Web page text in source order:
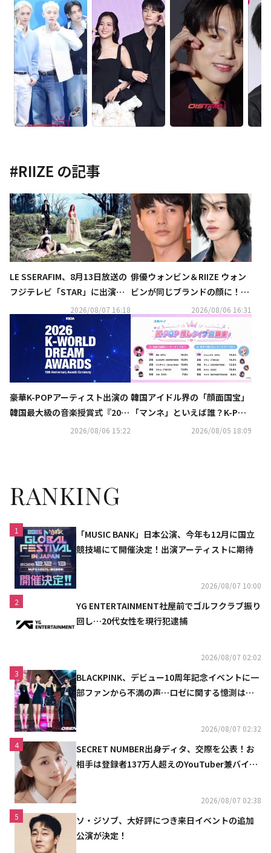
#RIIZE の記事
LE SSERAFIM、8月13日放送の
フジテレビ「STAR」に出演決
定！RIIZE＆INIの生コラボも
2026/08/07 16:18
俳優ウォンビン＆RIIZE ウォン
ビンが同じブランドの顔に！新
CMへの期待高まる2026/08/06 16:31
豪華K-POPアーティスト出演の
韓国最大級の音楽授賞式『2026
K-WORLD DREAM AWARDS』8
2026/08/06 15:22
韓国アイドル界の「顔面国宝」
「マンネ」といえば誰？K-POP
推しタイプ別調査の結果が明ら
2026/08/05 18:09
RANKING
1
「MUSIC BANK」日本公演、今年も12月に国立
競技場にて開催決定！出演アーティストに期待
2026/08/07 10:00
2
YG ENTERTAINMENT社屋前でゴルフクラブ振り
回し…20代女性を現行犯逮捕
2026/08/07 02:02
3
BLACKPINK、デビュー10周年記念イベントに一
部ファンから不満の声…ロゼに関する憶測は否
2026/08/07 02:32
4
SECRET NUMBER出身ディタ、交際を公表！お
相手は登録者137万人超えのYouTuber兼バイオ
2026/08/07 02:38
5
ソ・ジソブ、大好評につき来日イベントの追加
公演が決定！